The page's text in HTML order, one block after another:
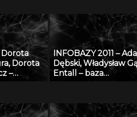
Dorota
Dorota
–
INFOBAZY 2011 –
Dębski, Władysław
Entall – baza
układu Li-Si